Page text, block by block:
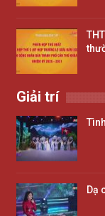
Giải trí
Dạ